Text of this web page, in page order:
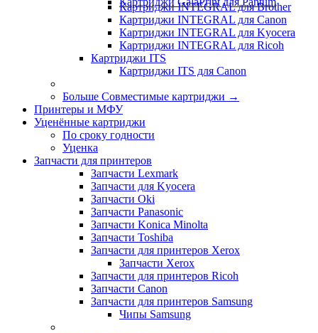
Картриджи INTEGRAL для Brother
Картриджи INTEGRAL для Canon
Картриджи INTEGRAL для Kyocera
Картриджи INTEGRAL для Ricoh
Картриджи ITS
Картриджи ITS для Canon
Больше Совместимые картриджи →
Принтеры и МФУ
Уценённые картриджи
По сроку годности
Уценка
Запчасти для принтеров
Запчасти Lexmark
Запчасти для Kyocera
Запчасти Oki
Запчасти Panasonic
Запчасти Koniсa Minolta
Запчасти Toshiba
Запчасти для принтеров Xerox
Запчасти Xerox
Запчасти для принтеров Ricoh
Запчасти Canon
Запчасти для принтеров Samsung
Чипы Samsung